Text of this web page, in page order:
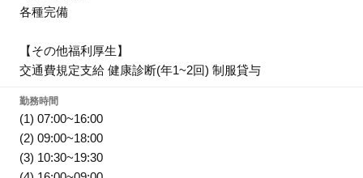
各種完備
【その他福利厚生】
交通費規定支給 健康診断(年1~2回) 制服貸与
勤務時間
(1) 07:00~16:00
(2) 09:00~18:00
(3) 10:30~19:30